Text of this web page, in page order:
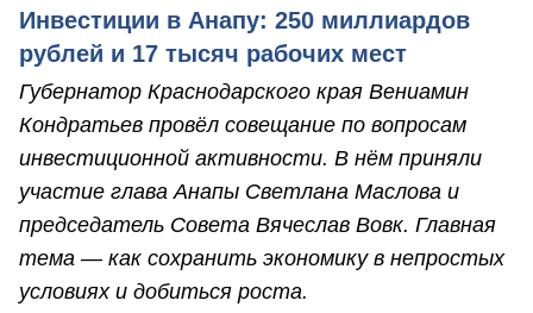
Инвестиции в Анапу: 250 миллиардов
рублей и 17 тысяч рабочих мест
Губернатор Краснодарского края Вениамин
Кондратьев провёл совещание по вопросам
инвестиционной активности. В нём приняли
участие глава Анапы Светлана Маслова и
председатель Совета Вячеслав Вовк. Главная
тема — как сохранить экономику в непростых
условиях и добиться роста.